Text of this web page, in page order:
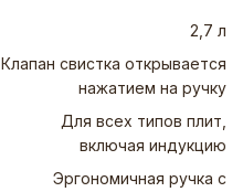
2,7 л
Клапан свистка открывается
нажатием на ручку
Для всех типов плит,
включая индукцию
Эргономичная ручка с